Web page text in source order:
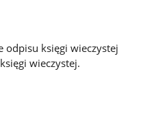
księgi wieczystej
wieczystej.